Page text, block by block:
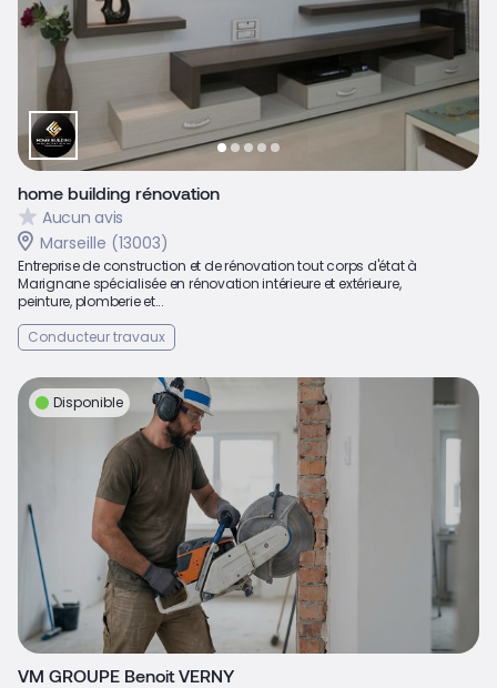
home building rénovation
Aucun avis
Marseille (13003)
Entreprise de construction et de rénovation tout corps d'état à
Marignane spécialisée en rénovation intérieure et extérieure,
peinture, plomberie et...
Conducteur travaux
Disponible
VM GROUPE Benoit VERNY